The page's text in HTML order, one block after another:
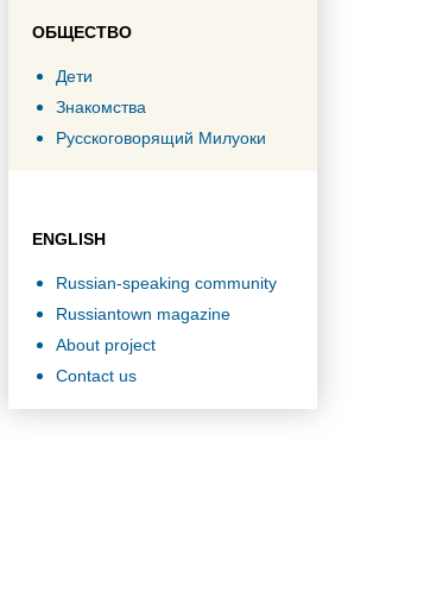
ОБЩЕСТВО
Дети
Знакомства
Русскоговорящий Милуоки
ENGLISH
Russian-speaking community
Russiantown magazine
About project
Contact us